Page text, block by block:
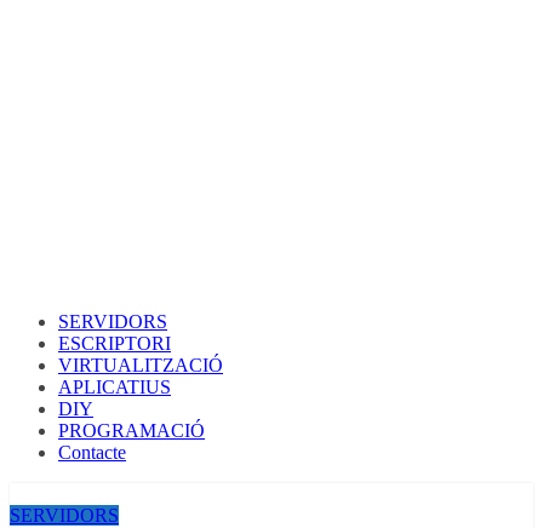
SERVIDORS
ESCRIPTORI
VIRTUALITZACIÓ
APLICATIUS
DIY
PROGRAMACIÓ
Contacte
SERVIDORS